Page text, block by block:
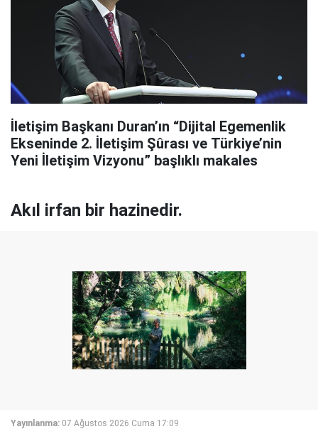
İletişim Başkanı Duran’ın “Dijital Egemenlik
Ekseninde 2. İletişim Şûrası ve Türkiye’nin
Yeni İletişim Vizyonu” başlıklı makales
Akıl irfan bir hazinedir.
Yayınlanma: 07 Ağustos 2026 Cuma 17:09